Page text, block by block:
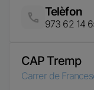
ImatgeTelèfon
973 62 14
CAP Tremp
Carrer de